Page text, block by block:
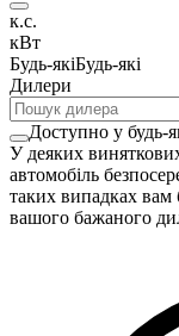
к.с.
кВт
Будь-якіБудь-які
Дилери
Доступно у будь-
У деяких
автомобіль
таких випадках вам
вашого бажаного